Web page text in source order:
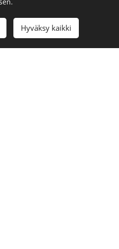
kohteitamme
Hyväksy kaikki